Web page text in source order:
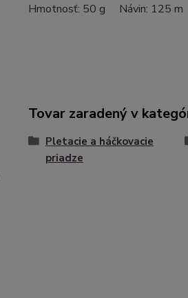
Hmotnosť: 50 g
Tovar zaradený v
Pletacie a háčkovacie
priadze